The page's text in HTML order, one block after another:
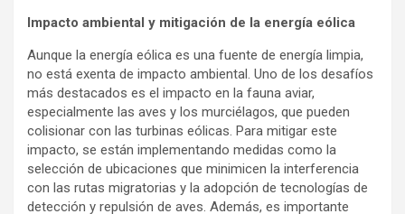
Impacto ambiental y mitigación de la energía eólica
Aunque la energía eólica es una fuente de energía limpia,
no está exenta de impacto ambiental. Uno de los desafíos
más destacados es el impacto en la fauna aviar,
especialmente las aves y los murciélagos, que pueden
colisionar con las turbinas eólicas. Para mitigar este
impacto, se están implementando medidas como la
selección de ubicaciones que minimicen la interferencia
con las rutas migratorias y la adopción de tecnologías de
detección y repulsión de aves. Además, es importante